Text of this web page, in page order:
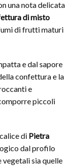
una nota delicata
di misto
di frutti maturi
e dal sapore
confettura e la
e
piccoli
di Pietra
dal profilo
vegetali sia quelle